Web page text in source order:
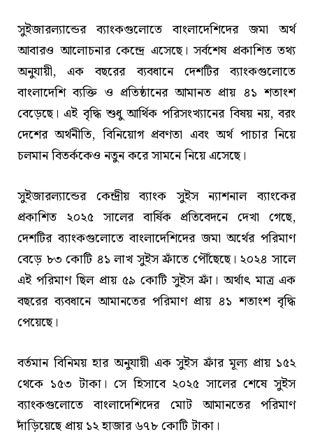
সুইজারল্যান্ডের ব্যাংকগুলোতে বাংলাদেশিদের জমা অর্থ
আবারও আলোচনার কেন্দ্রে এসেছে। সর্বশেষ প্রকাশিত তথ্য
অনুযায়ী, এক বছরের ব্যবধানে দেশটির ব্যাংকগুলোতে
বাংলাদেশি ব্যক্তি ও প্রতিষ্ঠানের আমানত প্রায় ৪১ শতাংশ
বেড়েছে। এই বৃদ্ধি শুধু আর্থিক পরিসংখ্যানের বিষয় নয়, বরং
দেশের অর্থনীতি, বিনিয়োগ প্রবণতা এবং অর্থ পাচার নিয়ে
চলমান বিতর্ককেও নতুন করে সামনে নিয়ে এসেছে।
সুইজারল্যান্ডের কেন্দ্রীয় ব্যাংক সুইস ন্যাশনাল ব্যাংকের
প্রকাশিত ২০২৫ সালের বার্ষিক প্রতিবেদনে দেখা গেছে,
দেশটির ব্যাংকগুলোতে বাংলাদেশিদের জমা অর্থের পরিমাণ
বেড়ে ৮৩ কোটি ৪১ লাখ সুইস ফ্রাঁতে পৌঁছেছে। ২০২৪ সালে
এই পরিমাণ ছিল প্রায় ৫৯ কোটি সুইস ফ্রাঁ। অর্থাৎ মাত্র এক
বছরের ব্যবধানে আমানতের পরিমাণ প্রায় ৪১ শতাংশ বৃদ্ধি
পেয়েছে।
বর্তমান বিনিময় হার অনুযায়ী এক সুইস ফ্রাঁর মূল্য প্রায় ১৫২
থেকে ১৫৩ টাকা। সে হিসাবে ২০২৫ সালের শেষে সুইস
ব্যাংকগুলোতে বাংলাদেশিদের মোট আমানতের পরিমাণ
দাঁড়িয়েছে প্রায় ১২ হাজার ৬৭৮ কোটি টাকা।